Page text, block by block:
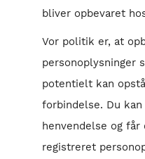
bliver opbevaret
Vor politik er, at
personoplysninger
potentielt kan
forbindelse. Du
henvendelse og
registreret